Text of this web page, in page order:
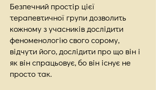
Безпечний простір цієї
терапевтичної групи дозволить
кожному з учасників дослідити
феноменологію свого сорому,
відчути його, дослідити про що він і
як він спрацьовує, бо він існує не
просто так.